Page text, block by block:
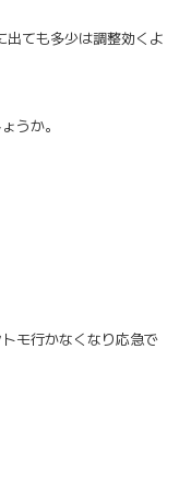
ても多少は調整効くよ
うか。
モ行かなくなり応急で